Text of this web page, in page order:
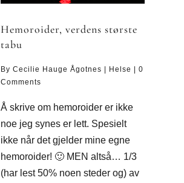
Hemoroider, verdens største
tabu
By Cecilie Hauge Ågotnes | Helse | 0
Comments
Å skrive om hemoroider er ikke
noe jeg synes er lett. Spesielt
ikke når det gjelder mine egne
hemoroider! 🙂 MEN altså… 1/3
(har lest 50% noen steder og) av